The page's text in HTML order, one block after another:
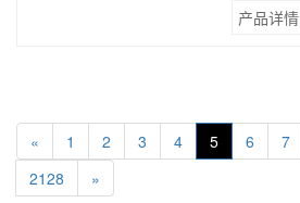
产品详情
« 1 2 3 4 5 6 7
2128
»